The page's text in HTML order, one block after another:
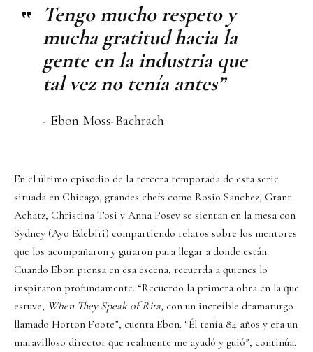
Tengo mucho respeto y
mucha gratitud hacia la
gente en la industria que
tal vez no tenía antes”
- Ebon Moss-Bachrach
En el último episodio de la tercera temporada de esta serie
situada en Chicago, grandes chefs como Rosio Sanchez, Grant
Achatz, Christina Tosi y Anna Posey se sientan en la mesa con
Sydney (Ayo Edebiri) compartiendo relatos sobre los mentores
que los acompañaron y guiaron para llegar a donde están.
Cuando Ebon piensa en esa escena, recuerda a quienes lo
inspiraron profundamente. “Recuerdo la primera obra en la que
estuve, When They Speak of Rita, con un increíble dramaturgo
llamado Horton Foote”, cuenta Ebon. “Él tenía 84 años y era un
maravilloso director que realmente me ayudó y guió”, continúa.